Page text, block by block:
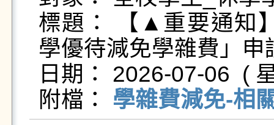
標題： 【▲重要通知
學優待減免學雜費」申
日期： 2026-07-06  (
附檔： 學雜費減免-相